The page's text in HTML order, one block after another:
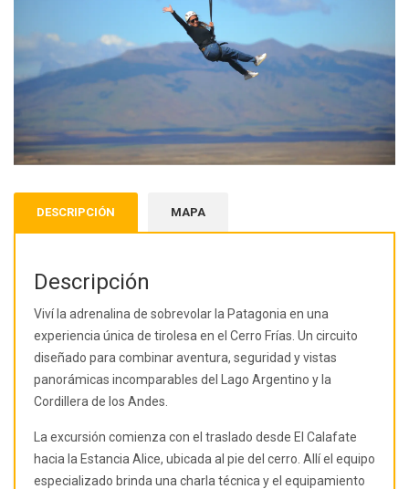
DESCRIPCIÓN MAPA
Descripción
Viví la adrenalina de sobrevolar la Patagonia en una
experiencia única de tirolesa en el Cerro Frías. Un circuito
diseñado para combinar aventura, seguridad y vistas
panorámicas incomparables del Lago Argentino y la
Cordillera de los Andes.
La excursión comienza con el traslado desde El Calafate
hacia la Estancia Alice, ubicada al pie del cerro. Allí el equipo
especializado brinda una charla técnica y el equipamiento